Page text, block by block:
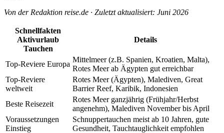
Von der Redaktion reise.de · Zuletzt aktualisiert: Juni 2026
Schnellfakten
Aktivurlaub
Tauchen
Details
Top-Reviere Europa
Mittelmeer (z.B. Spanien, Kroatien, Malta),
Rotes Meer ab Ägypten gut erreichbar
Top-Reviere
weltweit
Rotes Meer (Ägypten), Malediven, Great
Barrier Reef, Karibik, Indonesien
Beste Reisezeit
Rotes Meer ganzjährig (Frühjahr/Herbst
angenehm), Malediven November bis April
Voraussetzungen
Einstieg
Schnuppertauchen meist ab 10 Jahren, gute
Gesundheit, Tauchtauglichkeit empfohlen